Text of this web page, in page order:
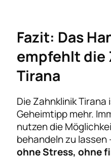
Fazit: Das
empfehlt die
Tirana
Die Zahnklinik
Geheimtipp mehr.
nutzen die
behandeln zu lassen
ohne Stress, ohne